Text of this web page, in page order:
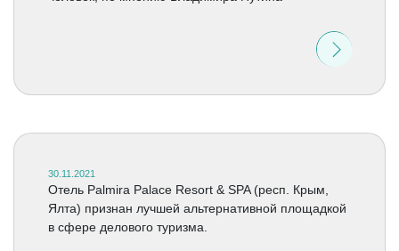
30.11.2021
Отель Palmira Palace Resort & SPA (респ. Крым,
Ялта) признан лучшей альтернативной площадкой
в сфере делового туризма.